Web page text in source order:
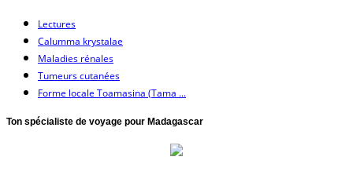
Lectures
Calumma krystalae
Maladies rénales
Tumeurs cutanées
Forme locale Toamasina (Tama ...
Ton spécialiste de voyage pour Madagascar